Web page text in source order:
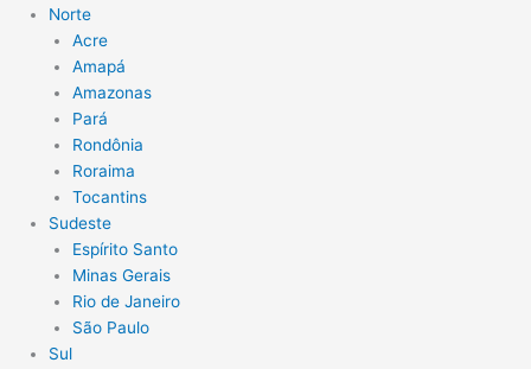
Norte
Acre
Amapá
Amazonas
Pará
Rondônia
Roraima
Tocantins
Sudeste
Espírito Santo
Minas Gerais
Rio de Janeiro
São Paulo
Sul